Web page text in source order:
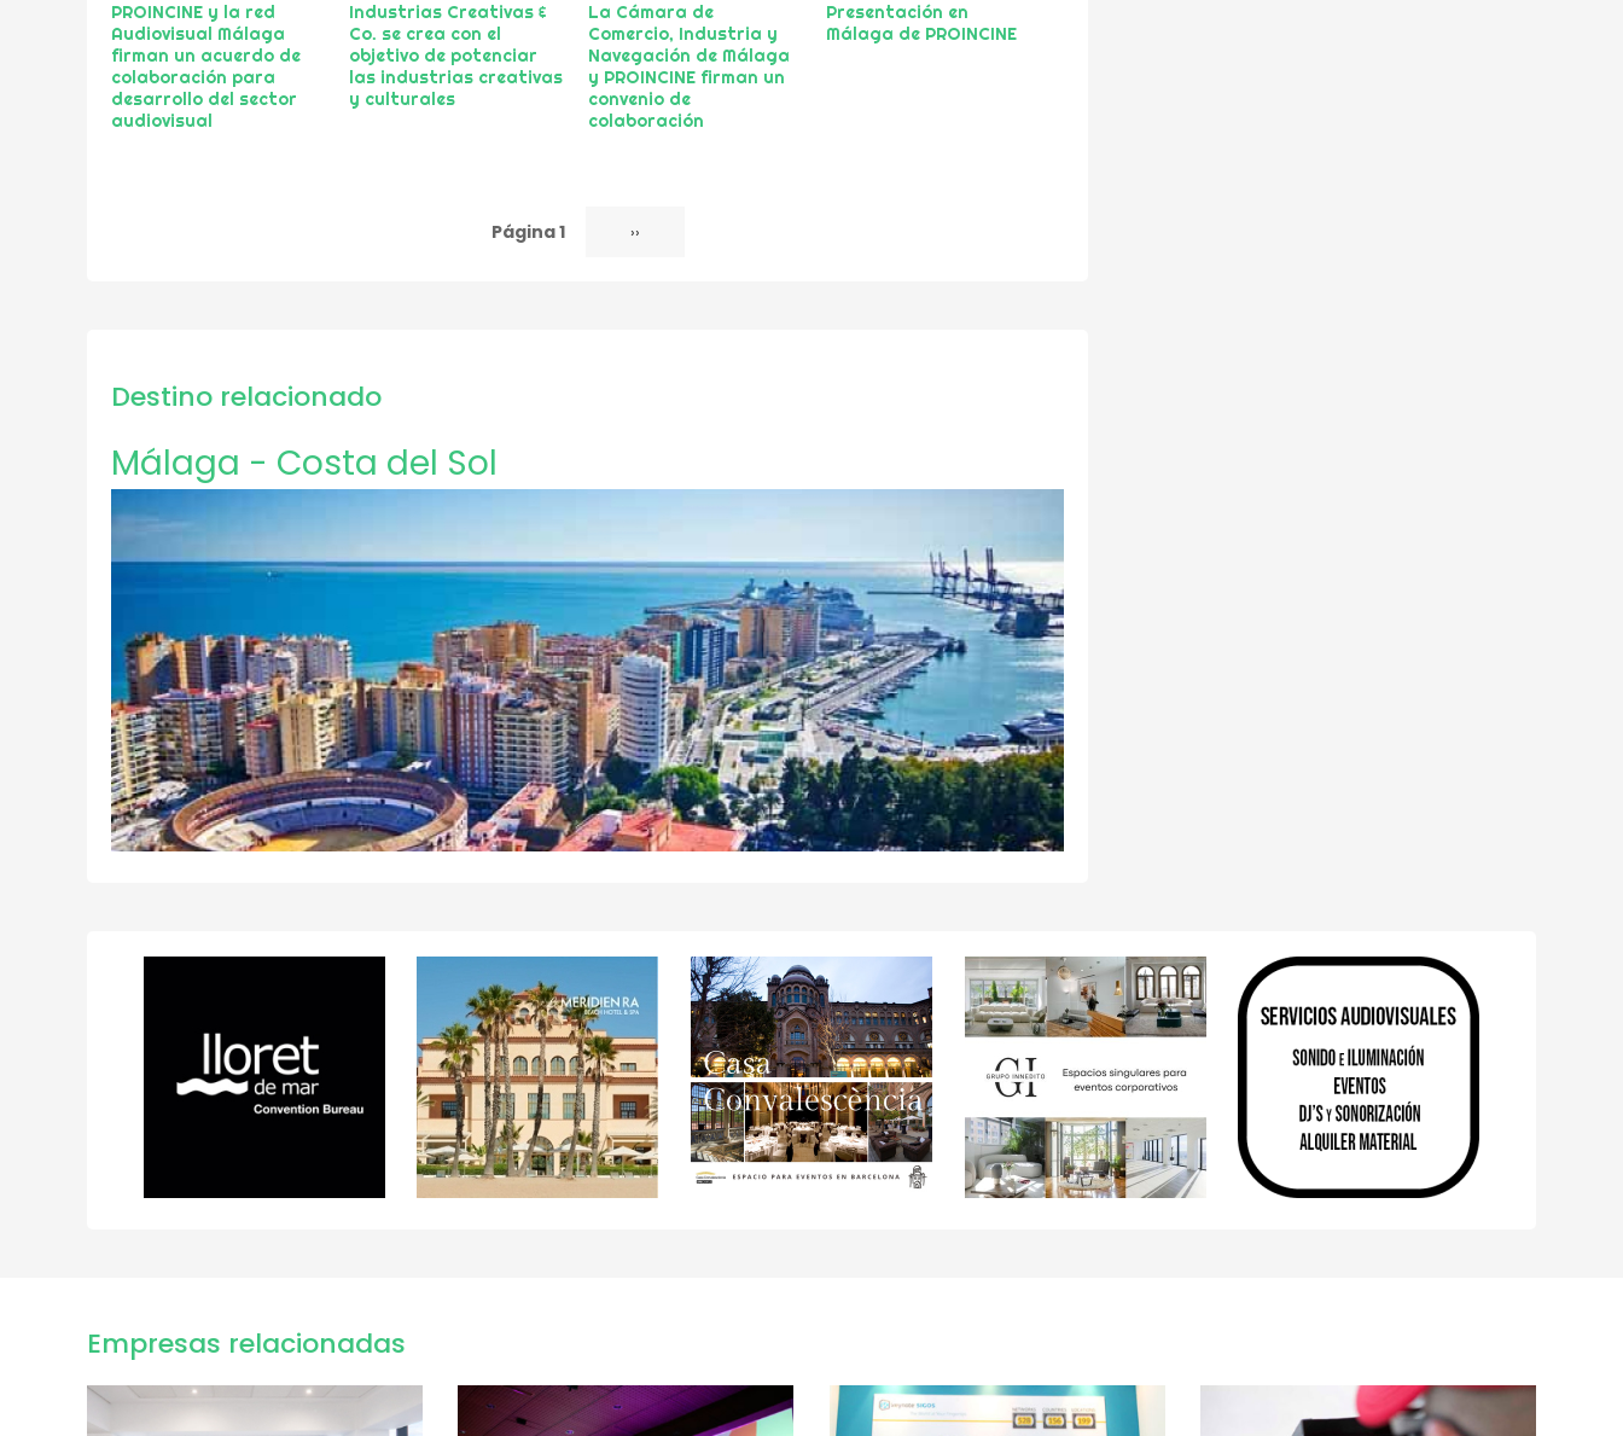
PROINCINE y la red
Audiovisual Málaga
firman un acuerdo de
colaboración para
desarrollo del sector
audiovisual
Industrias Creativas &
Co. se crea con el
objetivo de potenciar
las industrias creativas
y culturales
La Cámara de
Comercio, Industria y
Navegación de Málaga
y PROINCINE firman un
convenio de
colaboración
Presentación en
Málaga de PROINCINE
Página 1 Siguiente
››
Destino relacionado
Málaga - Costa del Sol
Empresas relacionadas